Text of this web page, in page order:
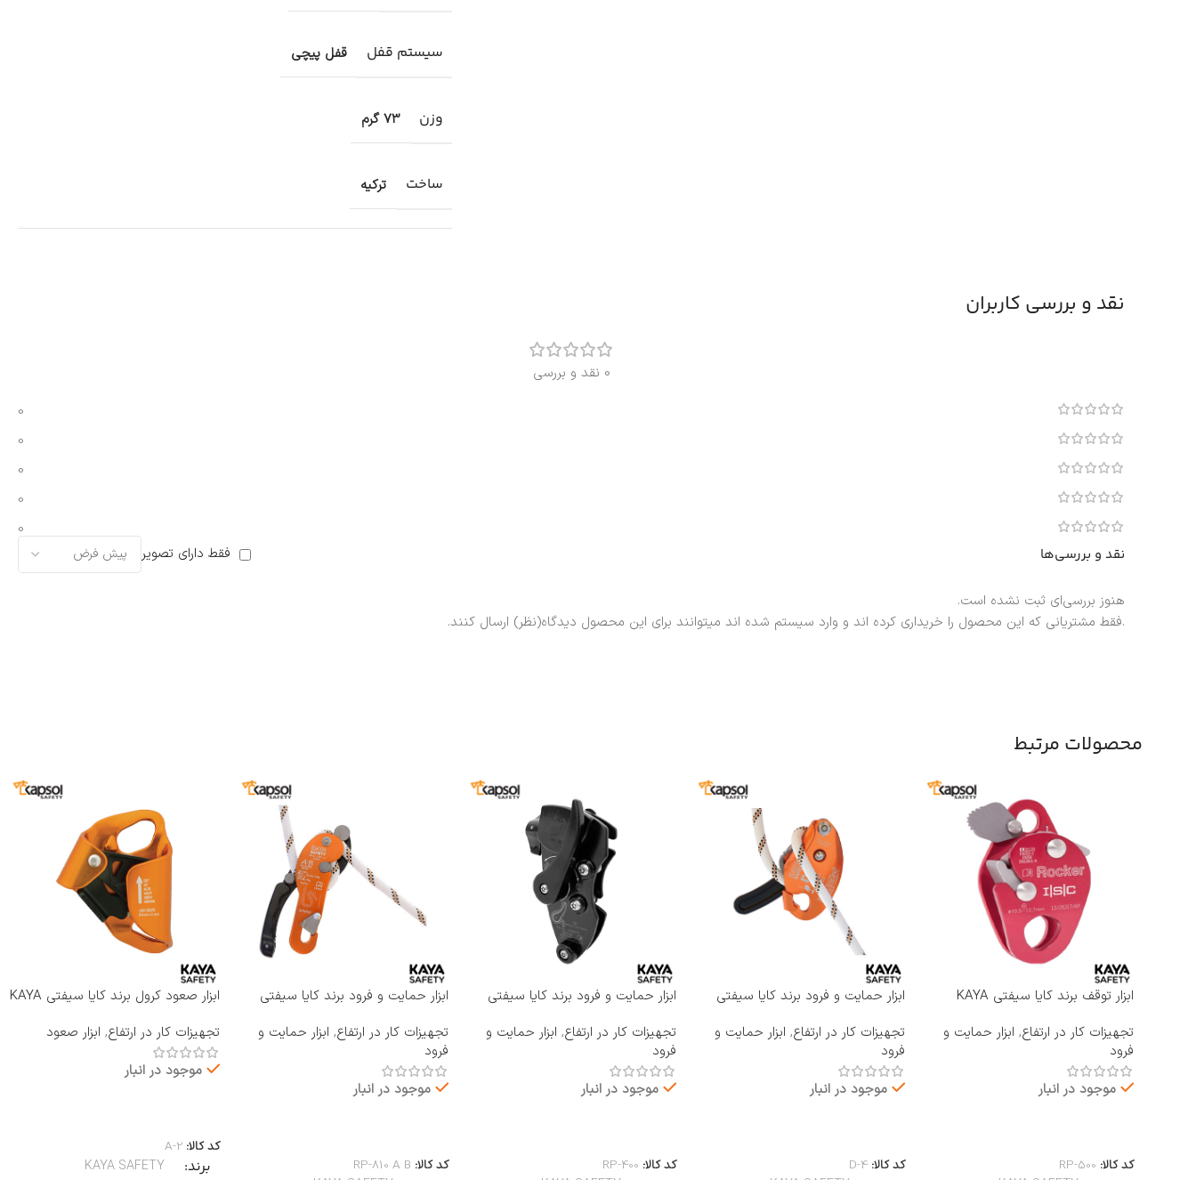
سیستم قفل قفل پیچی
وزن 73 گرم
ساخت ترکیه
نقد و بررسی کاربران
0 نقد و بررسی
0
0
0
0
0
نقد و بررسی‌ها
فقط دارای تصویر
هنوز بررسی‌ای ثبت نشده است.
.فقط مشتریانی که این محصول را خریداری کرده اند و وارد سیستم شده اند میتوانند برای این محصول دیدگاه(نظر) ارسال کنند.
محصولات مرتبط
ابزار توقف برند کایا سیفتی KAYA
تجهیزات کار در ارتفاع, ابزار حمایت و
فرود
موجود در انبار
کد کالا: RP-500
ابزار حمایت و فرود برند کایا سیفتی
تجهیزات کار در ارتفاع, ابزار حمایت و
فرود
موجود در انبار
کد کالا: D-4
ابزار حمایت و فرود برند کایا سیفتی
تجهیزات کار در ارتفاع, ابزار حمایت و
فرود
موجود در انبار
کد کالا: RP-400
ابزار حمایت و فرود برند کایا سیفتی
تجهیزات کار در ارتفاع, ابزار حمایت و
فرود
موجود در انبار
کد کالا: RP-810 A B
ابزار صعود کرول برند کایا سیفتی KAYA
تجهیزات کار در ارتفاع, ابزار صعود
موجود در انبار
کد کالا:A-2
برند KAYA SAFETY